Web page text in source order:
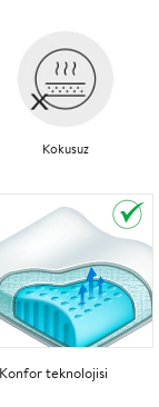
Kokusuz
Konfor teknolojisi